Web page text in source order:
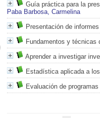
Guía práctica para la
Paba Barbosa, Carmelina
Presentación de informes
Fundamentos y técnicas
Aprender a investigar
Estadística aplicada a
Evaluación de